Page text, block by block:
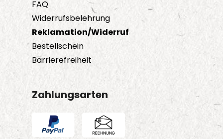
FAQ
Widerrufsbelehrung
Reklamation/Widerruf
Bestellschein
Barrierefreiheit
Zahlungsarten